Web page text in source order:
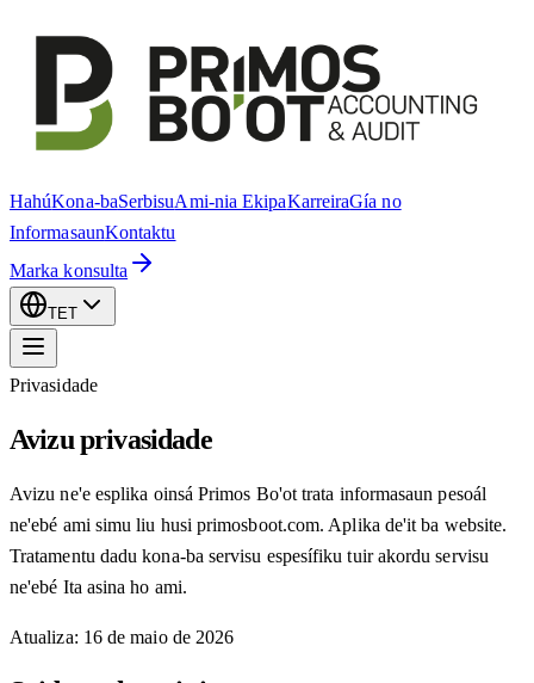
HahúKona-baSerbisuAmi-nia EkipaKarreiraGía no
InformasaunKontaktu
Marka konsulta
TET
Privasidade
Avizu privasidade
Avizu ne'e esplika oinsá Primos Bo'ot trata informasaun pesoál
ne'ebé ami simu liu husi primosboot.com. Aplika de'it ba website.
Tratamentu dadu kona-ba servisu espesífiku tuir akordu servisu
ne'ebé Ita asina ho ami.
Atualiza: 16 de maio de 2026